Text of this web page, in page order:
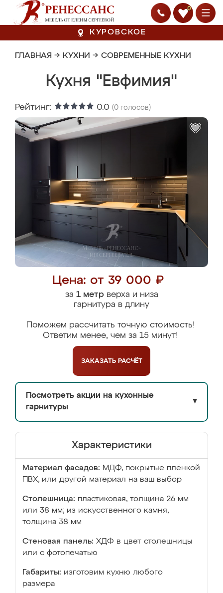
0
КУРОВСКОЕ
ГЛАВНАЯ → КУХНИ → СОВРЕМЕННЫЕ КУХНИ
Кухня "Евфимия"
Рейтинг: 0.0 (0 голосов)
Цена: от 39 000 ₽
за 1 метрверха и низа
гарнитура в длину
Поможем рассчитать точную стоимость!
Ответим менее, чем за 15 минут!
ЗАКАЗАТЬ РАСЧЁТ
Посмотреть акции на кухонные
гарнитуры
▼
Характеристики
Материал фасадов: МДФ, покрытые плёнкой
ПВХ, или другой материал на ваш выбор
Столешница: пластиковая, толщина 26 мм
или 38 мм; из искусственного камня,
толщина 38 мм
Стеновая панель: ХДФ в цвет столешницы
или с фотопечатью
Габариты: изготовим кухню любого
размера